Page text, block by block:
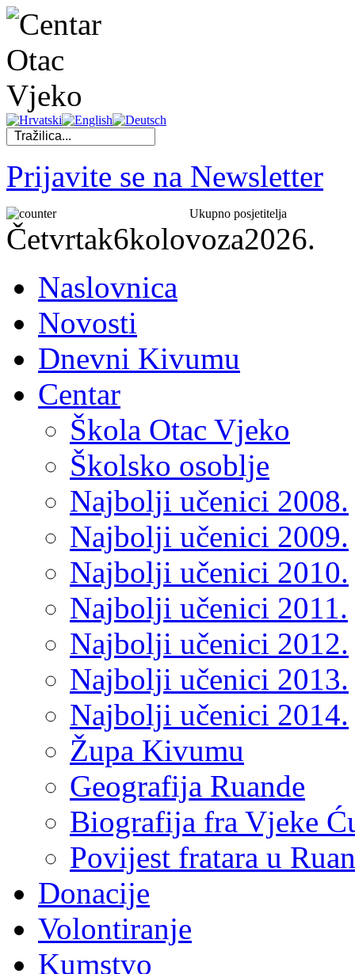
Prijavite se na Newsletter
Ukupno posjetitelja
Četvrtak6kolovoza2026.
Naslovnica
Novosti
Dnevni Kivumu
Centar
Škola Otac Vjeko
Školsko osoblje
Najbolji učenici 2008.
Najbolji učenici 2009.
Najbolji učenici 2010.
Najbolji učenici 2011.
Najbolji učenici 2012.
Najbolji učenici 2013.
Najbolji učenici 2014.
Župa Kivumu
Geografija Ruande
Biografija fra Vjeke
Povijest fratara u
Donacije
Volontiranje
Kumstvo